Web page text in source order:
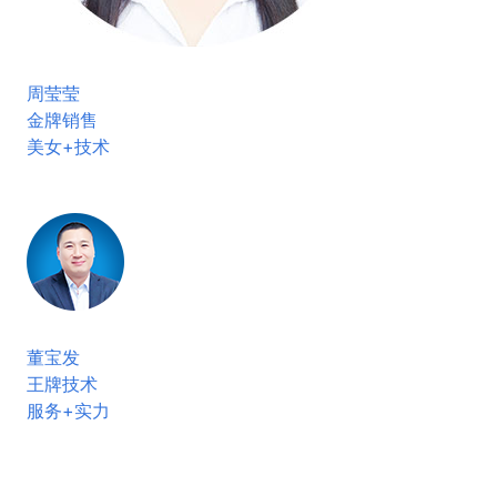
周莹莹
金牌销售
美女+技术
董宝发
王牌技术
服务+实力